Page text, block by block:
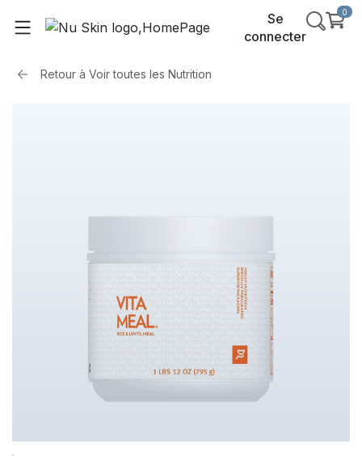
Se
connecter
0
Retour à Voir toutes les Nutrition